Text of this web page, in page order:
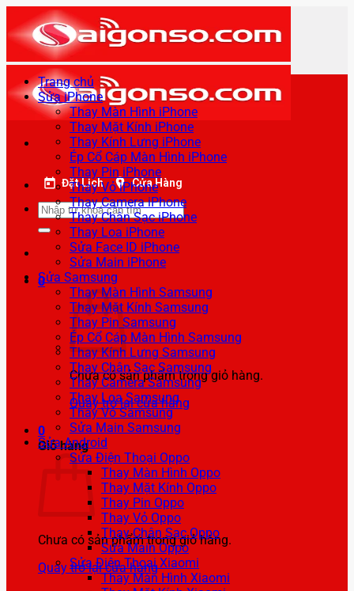
qua
nội
dung
Đặt Lịch Cửa Hàng
Tìm
kiếm:
0
Chưa có sản phẩm trong giỏ hàng.
Quay trở lại cửa hàng
0
Giỏ hàng
Chưa có sản phẩm trong giỏ hàng.
Quay trở lại cửa hàng
Trang chủ
Sửa iPhone
Thay Màn Hình iPhone
Thay Mặt Kính iPhone
Thay Kính Lưng iPhone
Ép Cổ Cáp Màn Hình iPhone
Thay Pin iPhone
Thay Vỏ iPhone
Thay Camera iPhone
Thay Chân Sạc iPhone
Thay Loa iPhone
Sửa Face ID iPhone
Sửa Main iPhone
Sửa Samsung
Thay Màn Hình Samsung
Thay Mặt Kính Samsung
Thay Pin Samsung
Ép Cổ Cáp Màn Hình Samsung
Thay Kính Lưng Samsung
Thay Chân Sạc Samsung
Thay Camera Samsung
Thay Loa Samsung
Thay Vỏ Samsung
Sửa Main Samsung
Sửa Android
Sửa Điện Thoại Oppo
Thay Màn Hình Oppo
Thay Mặt Kính Oppo
Thay Pin Oppo
Thay Vỏ Oppo
Thay Chân Sạc Oppo
Sửa Main Oppo
Sửa Điện Thoại Xiaomi
Thay Màn Hình Xiaomi